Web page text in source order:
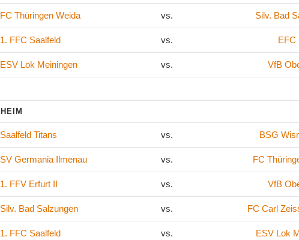
FC Thüringen Weida vs. Silv. Bad
1. FFC Saalfeld vs. EFC
ESV Lok Meiningen vs. VfB
HEIM
Saalfeld Titans vs. BSG
SV Germania Ilmenau vs. FC
1. FFV Erfurt II vs. VfB
Silv. Bad Salzungen vs. FC Carl
1. FFC Saalfeld vs. ESV Lok